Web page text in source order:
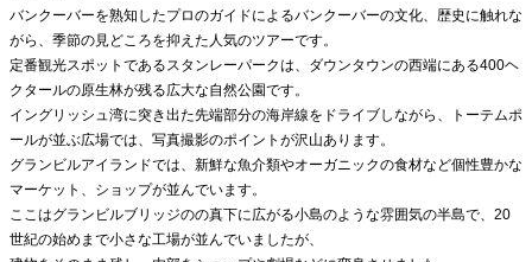
バンクーバーを熟知したプロのガイドによるバンクーバーの文化、歴史に触れな
がら、季節の見どころを抑えた人気のツアーです。
定番観光スポットであるスタンレーパークは、ダウンタウンの西端にある400ヘ
クタールの原生林が残る広大な自然公園です。
イングリッシュ湾に突き出た先端部分の海岸線をドライブしながら、トーテムポ
ールが並ぶ広場では、写真撮影のポイントが沢山あります。
グランビルアイランドでは、新鮮な魚介類やオーガニックの食材など個性豊かな
マーケット、ショップが並んでいます。
ここはグランビルブリッジのの真下に広がる小島のような雰囲気の半島で、20
世紀の始めまで小さな工場が並んでいましたが、